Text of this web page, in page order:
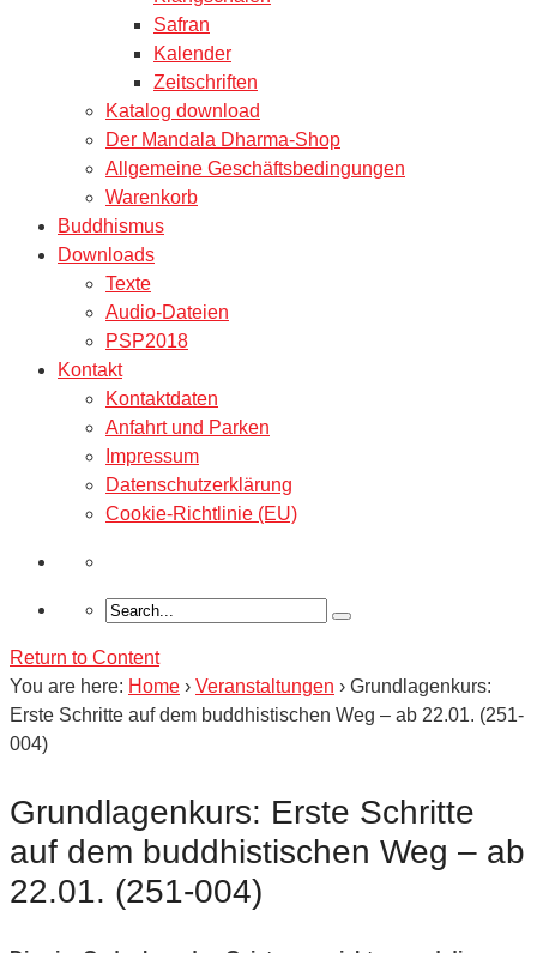
Safran
Kalender
Zeitschriften
Katalog download
Der Mandala Dharma-Shop
Allgemeine Geschäftsbedingungen
Warenkorb
Buddhismus
Downloads
Texte
Audio-Dateien
PSP2018
Kontakt
Kontaktdaten
Anfahrt und Parken
Impressum
Datenschutzerklärung
Cookie-Richtlinie (EU)
Return to Content
You are here: Home › Veranstaltungen › Grundlagenkurs:
Erste Schritte auf dem buddhistischen Weg – ab 22.01. (251-
004)
Grundlagenkurs: Erste Schritte
auf dem buddhistischen Weg – ab
22.01. (251-004)